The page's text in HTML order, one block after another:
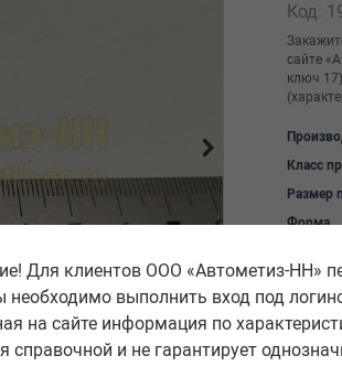
Код:
сайте
ключ
Класс
Размер
Форма
Материал
Для клиентов ООО «Автометиз-НН»
необходимо выполнить вход под
на сайте информация по
справочной и не гарантирует